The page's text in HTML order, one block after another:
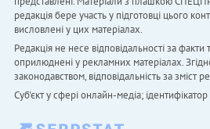
редакція бере участь у підготовці цього
висловлені у цих матеріалах.
Редакція не несе відповідальності за факти
оприлюднені у рекламних матеріалах.
законодавством, відповідальність за
Cуб'єкт у сфері онлайн-медіа;